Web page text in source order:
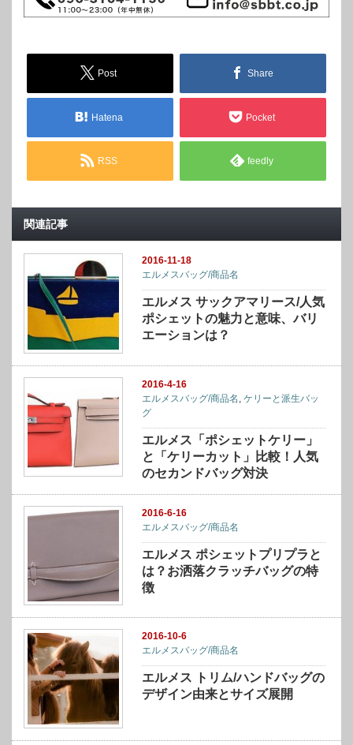
Post Share
Hatena Pocket
RSS feedly
関連記事
2016-11-18
エルメスバッグ/商品名
エルメス サックアマリース/人気
ポシェットの魅力と意味、バリ
エーションは？
2016-4-16
エルメスバッグ/商品名 ,ケリーと派生バッ
グ
エルメス「ポシェットケリー」
と「ケリーカット」比較！人気
のセカンドバッグ対決
2016-6-16
エルメスバッグ/商品名
エルメス ポシェットプリプラと
は？お洒落クラッチバッグの特
徴
2016-10-6
エルメスバッグ/商品名
エルメス トリム/ハンドバッグの
デザイン由来とサイズ展開